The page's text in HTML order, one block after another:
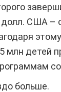
долл. США
млн детей
больше.